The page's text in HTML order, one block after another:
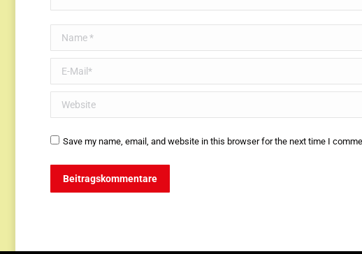
Name *
E-Mail *
Website
Save my name, email, and website in this browser for the next time I
Beitragskommentare